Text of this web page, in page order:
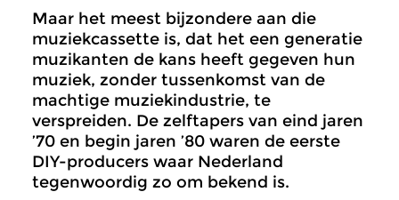
Maar het meest bijzondere aan die
muziekcassette is, dat het een generatie
muzikanten de kans heeft gegeven hun
muziek, zonder tussenkomst van de
machtige muziekindustrie, te
verspreiden. De zelftapers van eind jaren
’70 en begin jaren ’80 waren de eerste
DIY-producers waar Nederland
tegenwoordig zo om bekend is.